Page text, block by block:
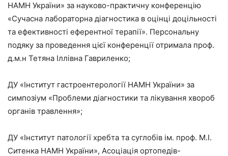
НАМН України» за науково-практичну конференцію
«Сучасна лабораторна діагностика в оцінці доцільності
та ефективності еферентної терапії». Персональну
подяку за проведення цієї конференції отримала проф.
д.м.н Тетяна Іллівна Гавриленко;
ДУ «Інститут гастроентерології НАМН України» за
симпозіум «Проблеми діагностики та лікування хвороб
органів травлення»;
ДУ «Інститут патології хребта та суглобів ім. проф. М.І.
Ситенка НАМН України», Асоціація ортопедів-